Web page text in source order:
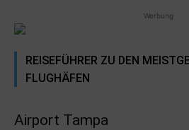
Werbung
REISEFÜHRER ZU DEN
FLUGHÄFEN
Airport Tampa